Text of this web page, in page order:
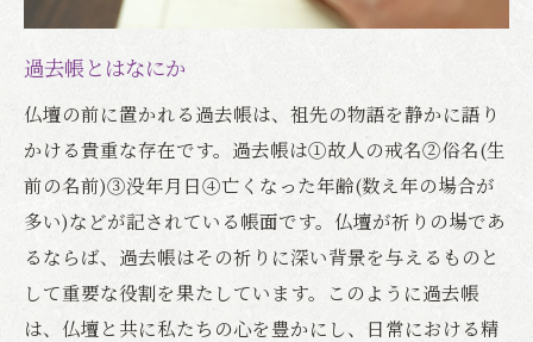
Q. 過去帳は買い替えることはあるの？
Q. 過去帳と位牌の違いってなに？
Q. 過去帳は宗派によって違いがあるの？
その他の質問
心を繋ぐ仏壇と過去帳が果たす役割とは
仏壇と過去帳が織り成す心の繋がり
家庭における仏壇の意義と心がけ
心を豊かにする仏壇と過去帳の作用
過去帳とはなにか
仏壇の前に置かれる過去帳は、祖先の物語を静かに語り
かける貴重な存在です。過去帳は①故人の戒名②俗名(生
前の名前)③没年月日④亡くなった年齢(数え年の場合が
多い)などが記されている帳面です。仏壇が祈りの場であ
るならば、過去帳はその祈りに深い背景を与えるものと
して重要な役割を果たしています。このように過去帳
は、仏壇と共に私たちの心を豊かにし、日常における精